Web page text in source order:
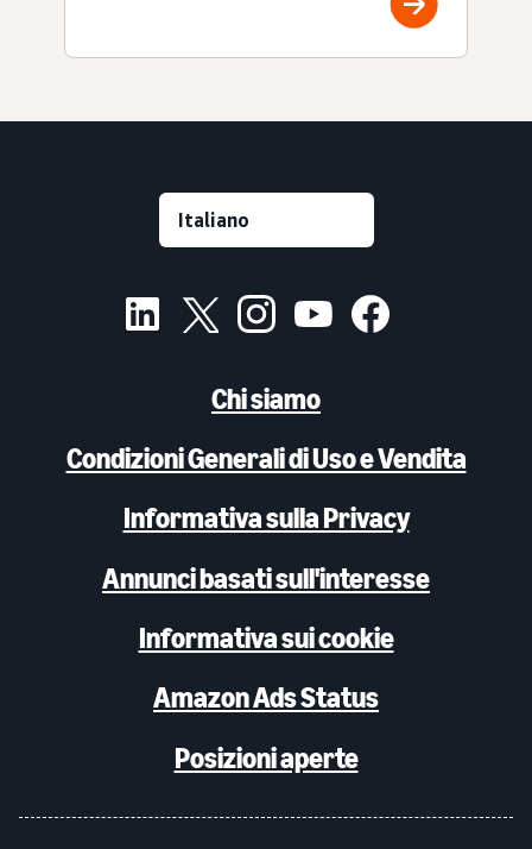
Chi siamo
Condizioni Generali di Uso e Vendita
Informativa sulla Privacy
Annunci basati sull'interesse
Informativa sui cookie
Amazon Ads Status
Posizioni aperte